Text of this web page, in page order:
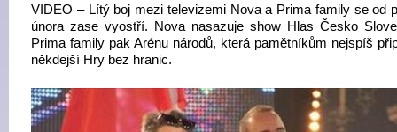
VIDEO – Lítý boj mezi televizemi Nova a Prima family se od
února zase vyostří. Nova nasazuje show Hlas Česko
Prima family pak Arénu národů, která pamětníkům nejspíš
někdejší Hry bez hranic.